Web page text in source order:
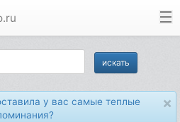
×
у вас самые теплые